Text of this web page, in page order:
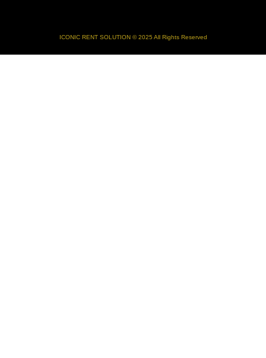
ICONIC RENT SOLUTION © 2025 All Rights Reserved